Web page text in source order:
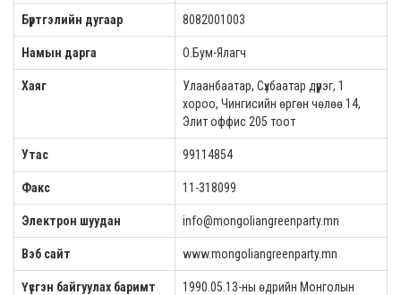
Бүртгэлийн дугаар 8082001003
Намын дарга О.Бум-Ялагч
Хаяг
Улаанбаатар, Сүхбаатар дүүрэг, 1
хороо, Чингисийн өргөн чөлөө 14,
Элит оффис 205 тоот
Утас 99114854
Факс 11-318099
Электрон шуудан info@mongoliangreenparty.mn
Вэб сайт www.mongoliangreenparty.mn
Үүсгэн байгуулах баримт
1990.05.13-ны өдрийн Монголын